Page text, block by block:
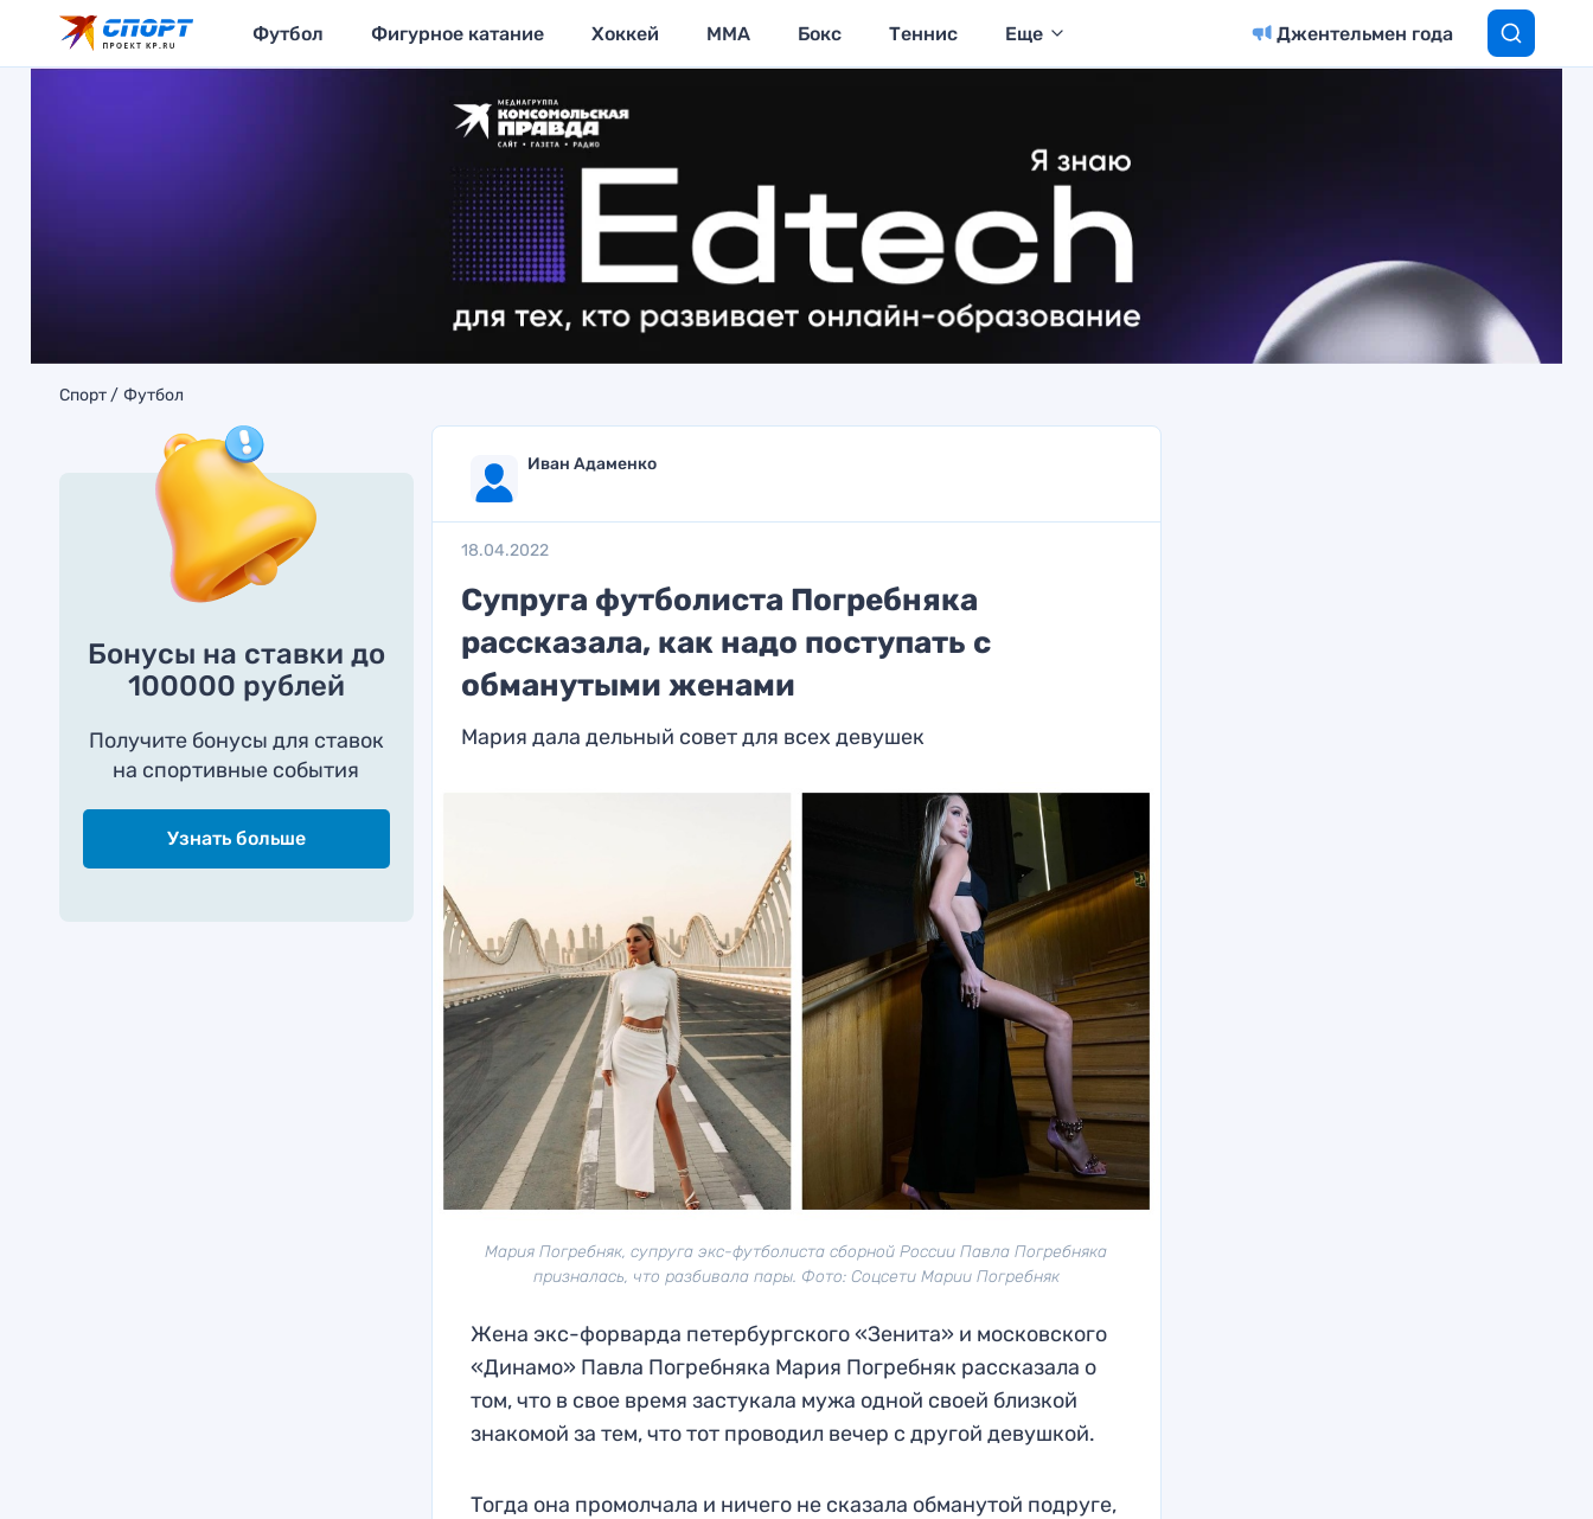
Футбол Фигурное катание Хоккей MMA Бокс Теннис Еще Джентельмен года
Спорт Футбол
Бонусы на ставки до
100000 рублей
Получите бонусы для ставок
на спортивные события
Узнать больше
Иван Адаменко
18.04.2022
Супруга футболиста Погребняка
рассказала, как надо поступать с
обманутыми женами
Мария дала дельный совет для всех девушек
Мария Погребняк, супруга экс-футболиста сборной России Павла Погребняка
призналась, что разбивала пары. Фото: Соцсети Марии Погребняк
Жена экс-форварда петербургского «Зенита» и московского
«Динамо» Павла Погребняка Мария Погребняк рассказала о
том, что в свое время застукала мужа одной своей близкой
знакомой за тем, что тот проводил вечер с другой девушкой.
Тогда она промолчала и ничего не сказала обманутой подруге,